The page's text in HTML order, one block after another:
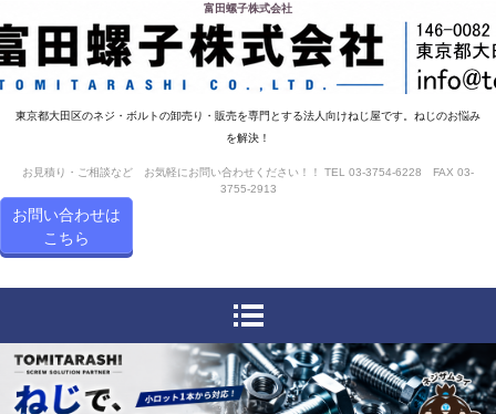
富田螺子株式会社
東京都大田区のネジ・ボルトの卸売り・販売を専門とする法人向けねじ屋です。ねじのお悩み
を解決！
お見積り・ご相談など お気軽にお問い合わせください！！ TEL 03-3754-6228 FAX 03-
3755-2913
お問い合わせは
こちら